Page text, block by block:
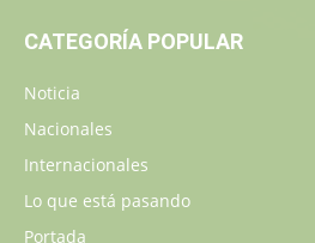
CATEGORÍA POPULAR
Noticia
Nacionales
Internacionales
Lo que está pasando
Portada